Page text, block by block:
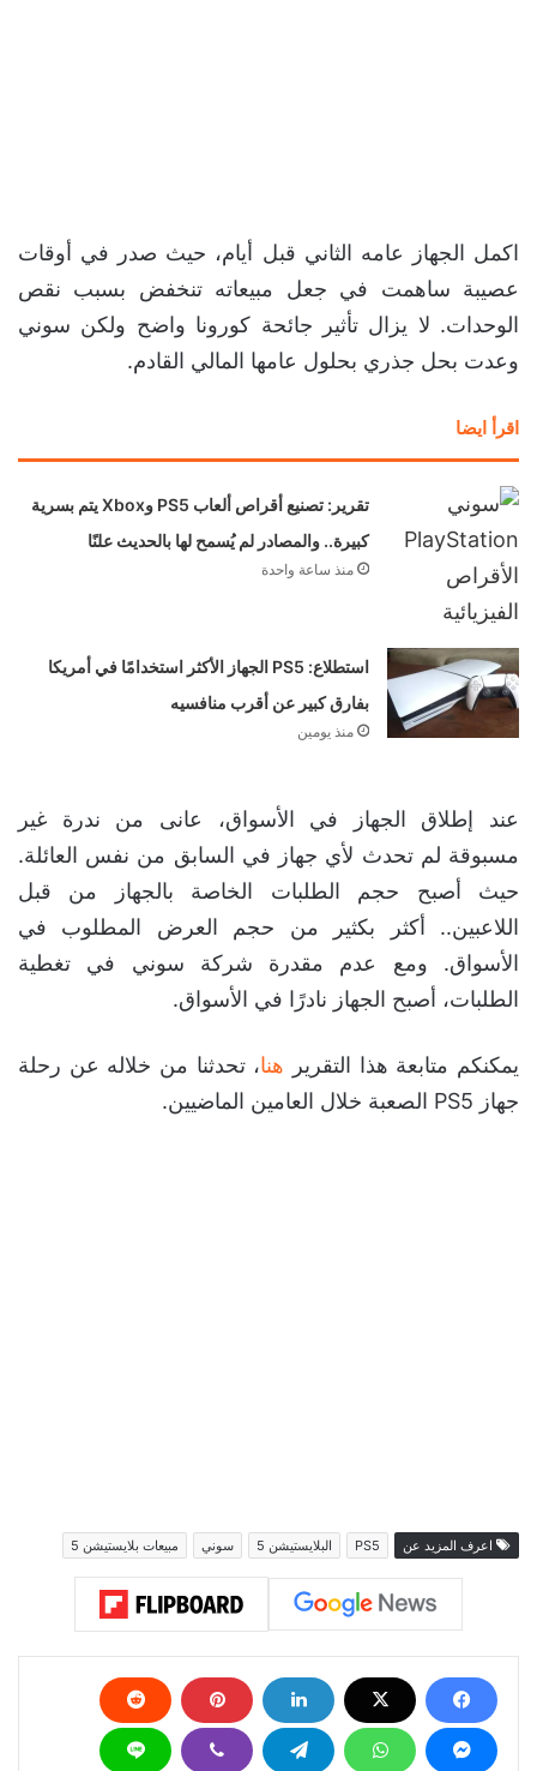
اكمل الجهاز عامه الثاني قبل أيام، حيث صدر في أوقات
عصيبة ساهمت في جعل مبيعاته تنخفض بسبب نقص
الوحدات. لا يزال تأثير جائحة كورونا واضح ولكن سوني
وعدت بحل جذري بحلول عامها المالي القادم.
اقرأ ايضا
تقرير: تصنيع أقراص ألعاب PS5 وXbox يتم بسرية
كبيرة.. والمصادر لم يُسمح لها بالحديث علنًا
منذ ساعة واحدة
استطلاع: PS5 الجهاز الأكثر استخدامًا في أمريكا
بفارق كبير عن أقرب منافسيه
منذ يومين
عند إطلاق الجهاز في الأسواق، عانى من ندرة غير
مسبوقة لم تحدث لأي جهاز في السابق من نفس العائلة.
حيث أصبح حجم الطلبات الخاصة بالجهاز من قبل
اللاعبين.. أكثر بكثير من حجم العرض المطلوب في
الأسواق. ومع عدم مقدرة شركة سوني في تغطية
الطلبات، أصبح الجهاز نادرًا في الأسواق.
يمكنكم متابعة هذا التقرير هنا، تحدثنا من خلاله عن رحلة
جهاز PS5 الصعبة خلال العامين الماضيين.
اعرف المزيد عن PS5 البلايستيشن 5 سوني مبيعات بلايستيشن 5